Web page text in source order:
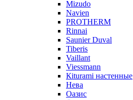
Mizudo
Navien
PROTHERM
Rinnai
Saunier Duval
Tiberis
Vaillant
Viessmann
Кiturami настенные
Нева
Оазис